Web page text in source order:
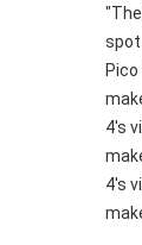
spot
4's
4's